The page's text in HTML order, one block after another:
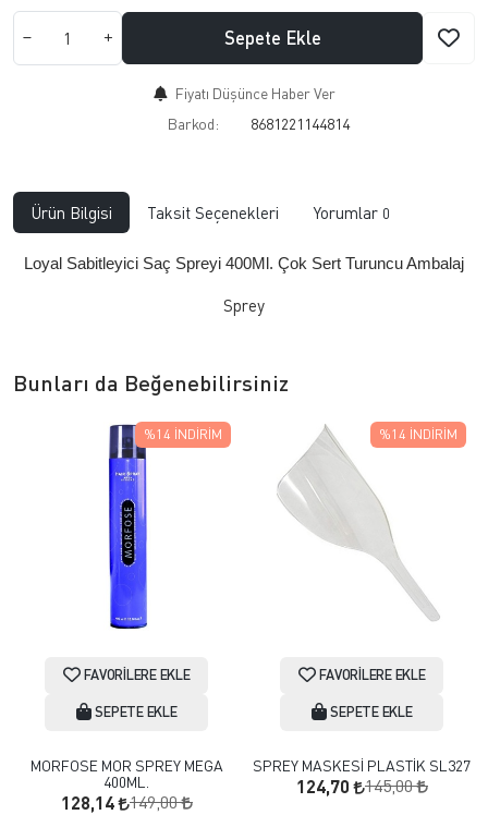
Sepete Ekle
Fiyatı Düşünce Haber Ver
Barkod:
8681221144814
Ürün Bilgisi Taksit Seçenekleri Yorumlar 0
Loyal Sabitleyici Saç Spreyi 400Ml. Çok Sert Turuncu Ambalaj
Sprey
Bunları da Beğenebilirsiniz
FAVORILERE EKLE
SEPETE EKLE
MORFOSE MOR SPREY MEGA
400ML.
128,14 149,00
%14 İNDIRIM
FAVORILERE EKLE
SEPETE EKLE
SPREY MASKESİ PLASTİK SL327
124,70 145,00
%14 İNDIRIM